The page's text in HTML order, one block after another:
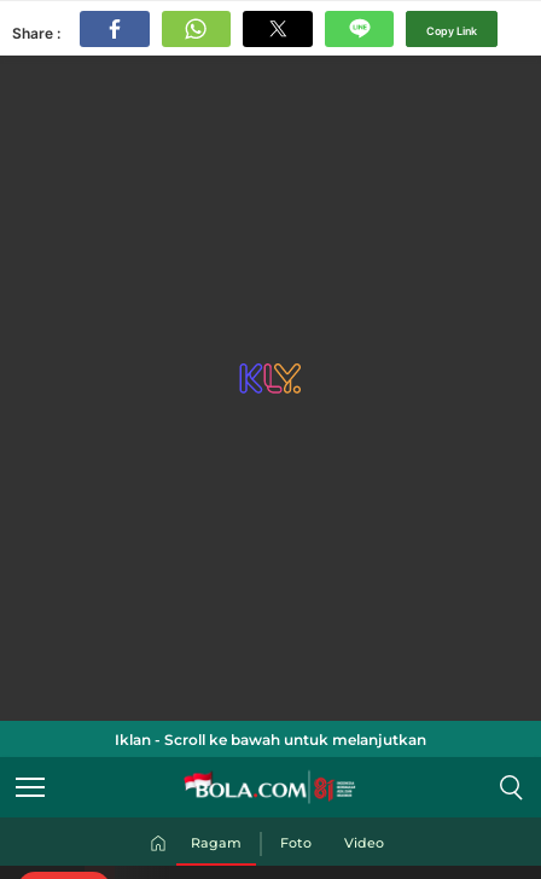
Share : Copy Link
Iklan - Scroll ke bawah untuk melanjutkan
Ragam Foto Video